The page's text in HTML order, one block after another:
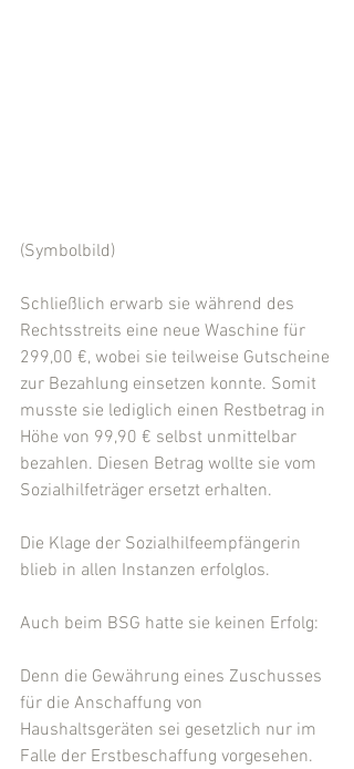
(Symbolbild)
Schließlich erwarb sie während des
Rechtsstreits eine neue Waschine für
299,00 €, wobei sie teilweise Gutscheine
zur Bezahlung einsetzen konnte. Somit
musste sie lediglich einen Restbetrag in
Höhe von 99,90 € selbst unmittelbar
bezahlen. Diesen Betrag wollte sie vom
Sozialhilfeträger ersetzt erhalten.
Die Klage der Sozialhilfeempfängerin
blieb in allen Instanzen erfolglos.
Auch beim BSG hatte sie keinen Erfolg:
Denn die Gewährung eines Zuschusses
für die Anschaffung von
Haushaltsgeräten sei gesetzlich nur im
Falle der Erstbeschaffung vorgesehen.